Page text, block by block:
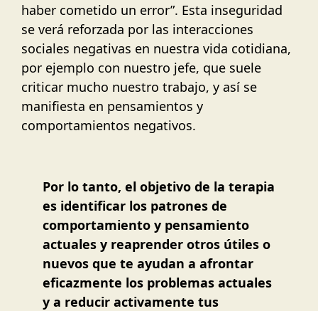
haber cometido un error”. Esta inseguridad
se verá reforzada por las interacciones
sociales negativas en nuestra vida cotidiana,
por ejemplo con nuestro jefe, que suele
criticar mucho nuestro trabajo, y así se
manifiesta en pensamientos y
comportamientos negativos.
Por lo tanto, el objetivo de la terapia
es identificar los patrones de
comportamiento y pensamiento
actuales y reaprender otros útiles o
nuevos que te ayudan a afrontar
eficazmente los problemas actuales
y a reducir activamente tus